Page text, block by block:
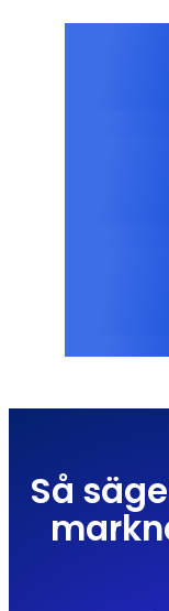
Så